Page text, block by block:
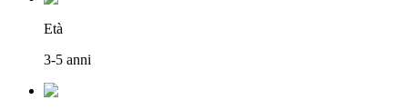
Età
3-5 anni